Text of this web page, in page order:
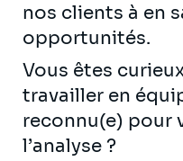
nos clients à en
opportunités.
Vous êtes
travailler en
reconnu(e) pour
l’analyse ?